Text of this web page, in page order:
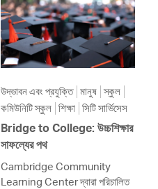
উদ্ভাবন এবং প্রযুক্তি মানুষ স্কুল
কমিউনিটি স্কুল শিক্ষা সিটি সার্ভিসেস
Bridge to College: উচ্চশিক্ষার
সাফল্যের পথ
Cambridge Community
Learning Center দ্বারা পরিচালিত